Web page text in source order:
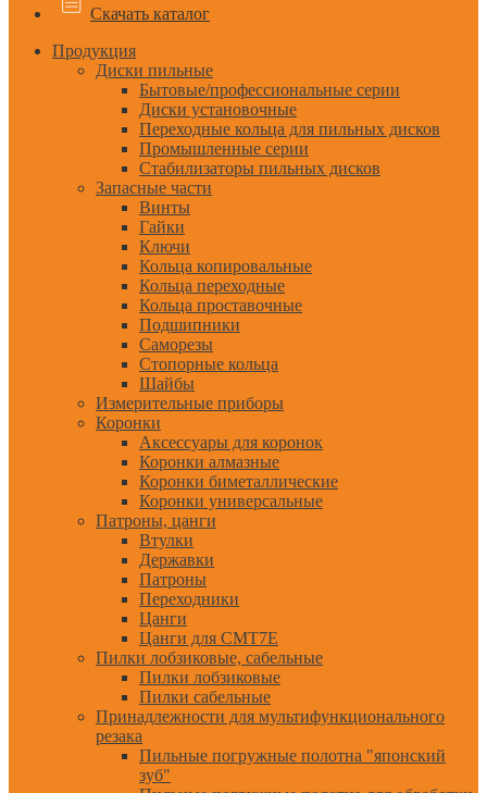
Скачать каталог
Продукция
Диски пильные
Бытовые/профессиональные серии
Диски установочные
Переходные кольца для пильных дисков
Промышленные серии
Стабилизаторы пильных дисков
Запасные части
Винты
Гайки
Ключи
Кольца копировальные
Кольца переходные
Кольца проставочные
Подшипники
Саморезы
Стопорные кольца
Шайбы
Измерительные приборы
Коронки
Аксессуары для коронок
Коронки алмазные
Коронки биметаллические
Коронки универсальные
Патроны, цанги
Втулки
Державки
Патроны
Переходники
Цанги
Цанги для CMT7E
Пилки лобзиковые, сабельные
Пилки лобзиковые
Пилки сабельные
Принадлежности для мультифункционального
резака
Пильные погружные полотна "японский
зуб"